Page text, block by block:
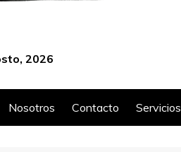
2026
Nosotros Contacto Servicios